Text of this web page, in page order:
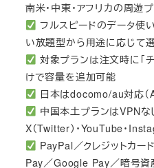
南米・中東・アフリカの周遊
フルスピードのデータ使
い放題型から用途に応じて
対象プランは注文時に「
けで容量を追加可能
日本はdocomo/au対応（
中国本土プランはVPNな
X（Twitter）・YouTube・
PayPal／クレジットカー
Pay／Google Pay／暗号資